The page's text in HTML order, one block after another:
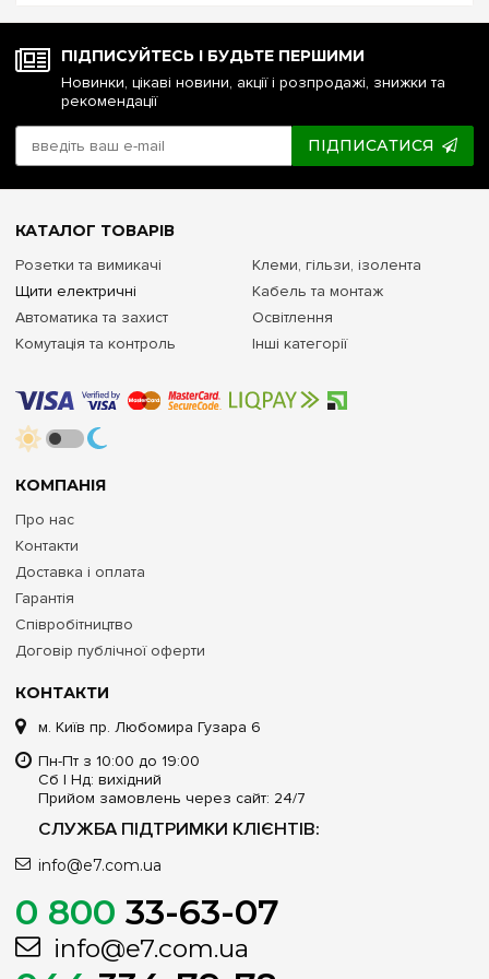
ПІДПИСУЙТЕСЬ І БУДЬТЕ ПЕРШИМИ
Новинки, цікаві новини, акції і розпродажі, знижки та
рекомендації
ПІДПИСАТИСЯ
КОНТАКТИ
м. Київ пр. Любомира Гузара 6
Пн-Пт з 10:00 до 19:00
Сб | Нд: вихідний
Прийом замовлень через сайт: 24/7
СЛУЖБА ПІДТРИМКИ КЛІЄНТІВ:
info@e7.com.ua
0 800 33-63-07
info@e7.com.ua
КОМПАНІЯ
Про нас
Контакти
Доставка і оплата
Гарантія
Співробітництво
Договір публічної оферти
КАТАЛОГ ТОВАРІВ
Розетки та вимикачі
Щити електричні
Автоматика та захист
Комутація та контроль
Клеми, гільзи, ізолента
Кабель та монтаж
Освітлення
Інші категорії